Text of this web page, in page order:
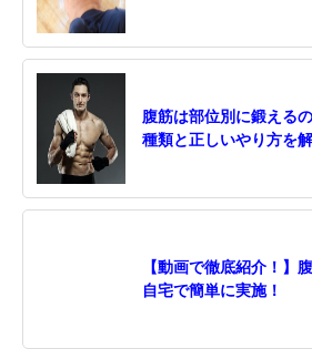
腹筋は部位別に鍛える
種類と正しいやり方を解
【動画で徹底紹介！】
自宅で簡単に実施！